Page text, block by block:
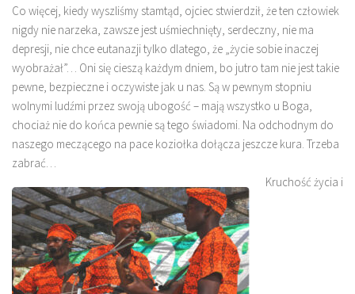
Co więcej, kiedy wyszliśmy stamtąd, ojciec stwierdził, że ten człowiek
nigdy nie narzeka, zawsze jest uśmiechnięty, serdeczny, nie ma
depresji, nie chce eutanazji tylko dlatego, że „życie sobie inaczej
wyobrażał”… Oni się cieszą każdym dniem, bo jutro tam nie jest takie
pewne, bezpieczne i oczywiste jak u nas. Są w pewnym stopniu
wolnymi ludźmi przez swoją ubogość – mają wszystko u Boga,
chociaż nie do końca pewnie są tego świadomi. Na odchodnym do
naszego meczącego na pace koziołka dołącza jeszcze kura. Trzeba
zabrać…
Kruchość życia i